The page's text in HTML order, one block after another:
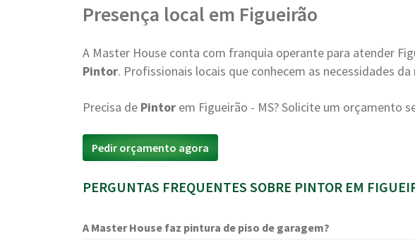
Presença local em Figueirão
A Master House conta com franquia operante para atender
Pintor. Profissionais locais que conhecem as necessidades da
Precisa de Pintor em Figueirão - MS? Solicite um orçamento
Pedir orçamento agora
PERGUNTAS FREQUENTES SOBRE PINTOR EM
A Master House faz pintura de piso de garagem?